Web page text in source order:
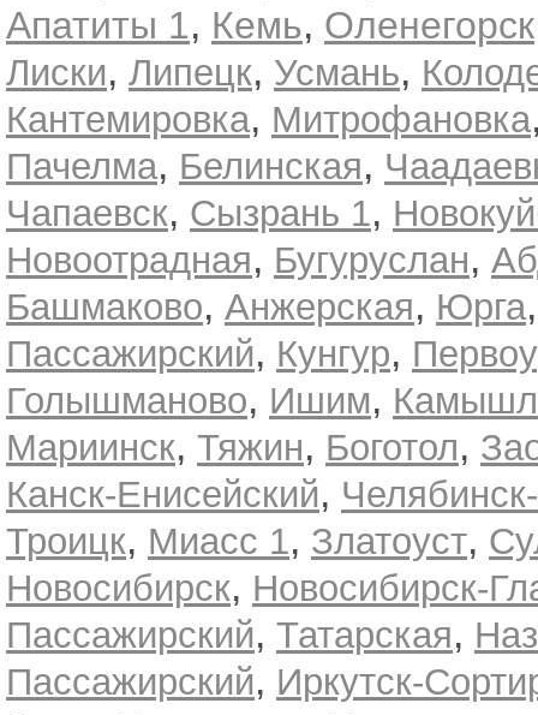
Апатиты 1, Кемь, Оленегорск
Лиски, Липецк, Усмань,
Кантемировка, Митрофановка
Пачелма, Белинская,
Чапаевск, Сызрань 1,
Новоотрадная, Бугуруслан,
Башмаково, Анжерская, Юрга
Пассажирский, Кунгур,
Голышманово, Ишим,
Мариинск, Тяжин, Боготол,
Канск-Енисейский,
Троицк, Миасс 1, Златоуст,
Новосибирск, Новосибирск-
Пассажирский, Татарская,
Пассажирский, Иркутск-